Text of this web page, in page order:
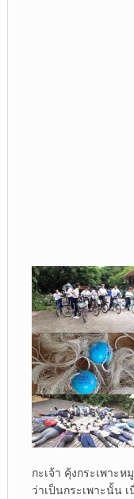
กะเจ้า คุ้งกระเพาะห
ว่าเป็นกระเพาะนั้น